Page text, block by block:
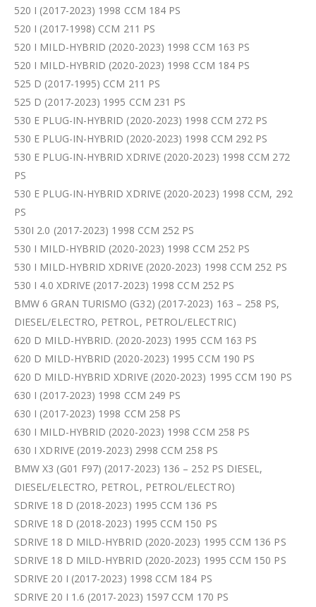
520 I (2017-2023) 1998 CCM 184 PS
520 I (2017-1998) CCM 211 PS
520 I MILD-HYBRID (2020-2023) 1998 CCM 163 PS
520 I MILD-HYBRID (2020-2023) 1998 CCM 184 PS
525 D (2017-1995) CCM 211 PS
525 D (2017-2023) 1995 CCM 231 PS
530 E PLUG-IN-HYBRID (2020-2023) 1998 CCM 272 PS
530 E PLUG-IN-HYBRID (2020-2023) 1998 CCM 292 PS
530 E PLUG-IN-HYBRID XDRIVE (2020-2023) 1998 CCM 272
PS
530 E PLUG-IN-HYBRID XDRIVE (2020-2023) 1998 CCM, 292
PS
530I 2.0 (2017-2023) 1998 CCM 252 PS
530 I MILD-HYBRID (2020-2023) 1998 CCM 252 PS
530 I MILD-HYBRID XDRIVE (2020-2023) 1998 CCM 252 PS
530 I 4.0 XDRIVE (2017-2023) 1998 CCM 252 PS
BMW 6 GRAN TURISMO (G32) (2017-2023) 163 – 258 PS,
DIESEL/ELECTRO, PETROL, PETROL/ELECTRIC)
620 D MILD-HYBRID. (2020-2023) 1995 CCM 163 PS
620 D MILD-HYBRID (2020-2023) 1995 CCM 190 PS
620 D MILD-HYBRID XDRIVE (2020-2023) 1995 CCM 190 PS
630 I (2017-2023) 1998 CCM 249 PS
630 I (2017-2023) 1998 CCM 258 PS
630 I MILD-HYBRID (2020-2023) 1998 CCM 258 PS
630 I XDRIVE (2019-2023) 2998 CCM 258 PS
BMW X3 (G01 F97) (2017-2023) 136 – 252 PS DIESEL,
DIESEL/ELECTRO, PETROL, PETROL/ELECTRO)
SDRIVE 18 D (2018-2023) 1995 CCM 136 PS
SDRIVE 18 D (2018-2023) 1995 CCM 150 PS
SDRIVE 18 D MILD-HYBRID (2020-2023) 1995 CCM 136 PS
SDRIVE 18 D MILD-HYBRID (2020-2023) 1995 CCM 150 PS
SDRIVE 20 I (2017-2023) 1998 CCM 184 PS
SDRIVE 20 I 1.6 (2017-2023) 1597 CCM 170 PS